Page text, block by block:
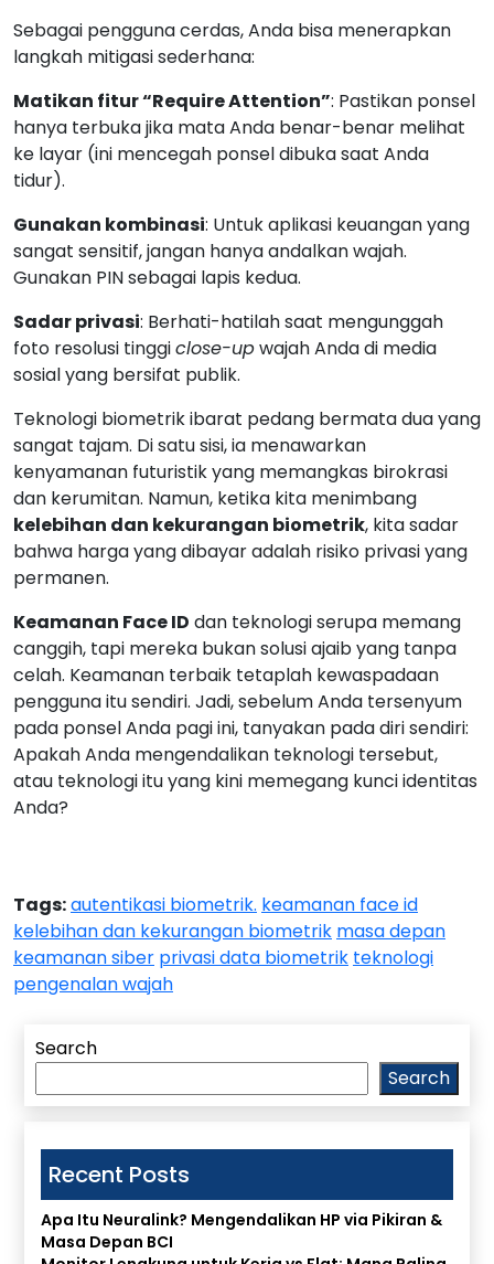
Sebagai pengguna cerdas, Anda bisa menerapkan
langkah mitigasi sederhana:
Matikan fitur “Require Attention”: Pastikan ponsel
hanya terbuka jika mata Anda benar-benar melihat
ke layar (ini mencegah ponsel dibuka saat Anda
tidur).
Gunakan kombinasi: Untuk aplikasi keuangan yang
sangat sensitif, jangan hanya andalkan wajah.
Gunakan PIN sebagai lapis kedua.
Sadar privasi: Berhati-hatilah saat mengunggah
foto resolusi tinggiclose-upwajah Anda di media
sosial yang bersifat publik.
Teknologi biometrik ibarat pedang bermata dua yang
sangat tajam. Di satu sisi, ia menawarkan
kenyamanan futuristik yang memangkas birokrasi
dan kerumitan. Namun, ketika kita menimbang
kelebihan dan kekurangan biometrik, kita sadar
bahwa harga yang dibayar adalah risiko privasi yang
permanen.
Keamanan Face ID dan teknologi serupa memang
canggih, tapi mereka bukan solusi ajaib yang tanpa
celah. Keamanan terbaik tetaplah kewaspadaan
pengguna itu sendiri. Jadi, sebelum Anda tersenyum
pada ponsel Anda pagi ini, tanyakan pada diri sendiri:
Apakah Anda mengendalikan teknologi tersebut,
atau teknologi itu yang kini memegang kunci identitas
Anda?
Tags:autentikasi biometrik. keamanan face id
kelebihan dan kekurangan biometrik masa depan
keamanan siber privasi data biometrik teknologi
pengenalan wajah
Search
Search
Recent Posts
Apa Itu Neuralink? Mengendalikan HP via Pikiran &
Masa Depan BCI